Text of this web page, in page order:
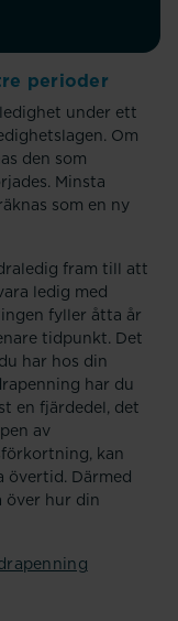
perioder
under ett
Om
den som
Minsta
som en ny
fram till att
ledig med
fyller åtta år
tidpunkt. Det
har hos din
har du
en fjärdedel, det
av
kan
övertid. Därmed
över hur din